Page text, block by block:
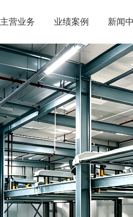
主营业务 业绩案例 新闻